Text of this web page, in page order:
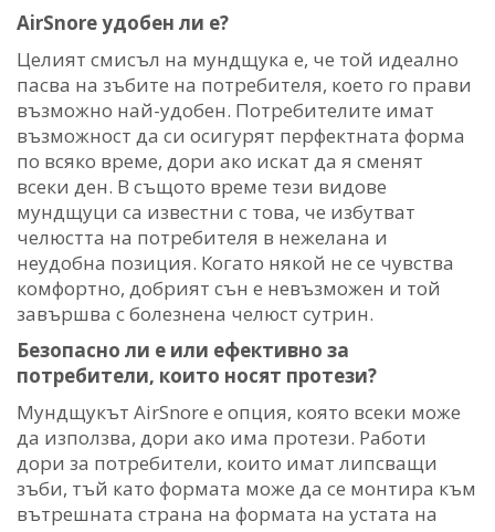
AirSnore удобен ли е?
Целият смисъл на мундщука е, че той идеално
пасва на зъбите на потребителя, което го прави
възможно най-удобен. Потребителите имат
възможност да си осигурят перфектната форма
по всяко време, дори ако искат да я сменят
всеки ден. В същото време тези видове
мундщуци са известни с това, че избутват
челюстта на потребителя в нежелана и
неудобна позиция. Когато някой не се чувства
комфортно, добрият сън е невъзможен и той
завършва с болезнена челюст сутрин.
Безопасно ли е или ефективно за
потребители, които носят протези?
Мундщукът AirSnore е опция, която всеки може
да използва, дори ако има протези. Работи
дори за потребители, които имат липсващи
зъби, тъй като формата може да се монтира към
вътрешната страна на формата на устата на